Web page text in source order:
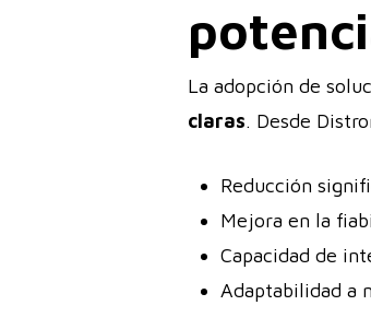
La adopción de
claras. Desde
Reducción
Mejora en la
Capacidad de
Adaptabilidad a